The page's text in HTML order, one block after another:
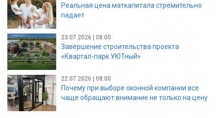
Реальная цена маткапитала стремительно
падает
23.07.2026 | 08:00
Завершение строительства проекта
«Квартал-парк УЮТный»
22.07.2026 | 08:00
Почему при выборе оконной компании все
чаще обращают внимание не только на цену